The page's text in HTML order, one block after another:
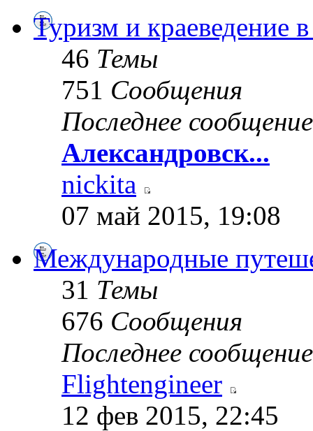
Туризм и краеведение
46 Темы
751 Сообщения
Последнее сообщение
Александровск...
nickita
07 май 2015, 19:08
Международные
31 Темы
676 Сообщения
Последнее сообщение
Flightengineer
12 фев 2015, 22:45